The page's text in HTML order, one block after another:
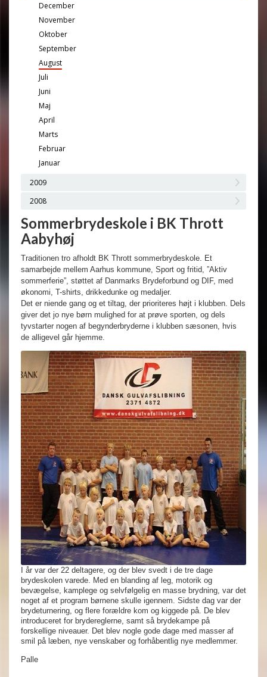
December
November
Oktober
September
August
Juli
Juni
Maj
April
Marts
Februar
Januar
2009
2008
Sommerbrydeskole i BK Thrott
Aabyhøj
Traditionen tro afholdt BK Thrott sommerbrydeskole. Et
samarbejde mellem Aarhus kommune, Sport og fritid, ”Aktiv
sommerferie”, støttet af Danmarks Brydeforbund og DIF, med
økonomi, T-shirts, drikkedunke og medaljer.
Det er niende gang og et tiltag, der prioriteres højt i klubben. Dels
giver det jo nye børn mulighed for at prøve sporten, og dels
tyvstarter nogen af begynderbryderne i klubben sæsonen, hvis
de alligevel går hjemme.
I år var der 22 deltagere, og der blev svedt i de tre dage
brydeskolen varede. Med en blanding af leg, motorik og
bevægelse, kamplege og selvfølgelig en masse brydning, var det
noget af et program børnene skulle igennem. Sidste dag var der
brydeturnering, og flere forældre kom og kiggede på. De blev
introduceret for brydereglerne, samt så brydekampe på
forskellige niveauer. Det blev nogle gode dage med masser af
smil på læben, nye venskaber og forhåbentlig nye medlemmer.
Palle